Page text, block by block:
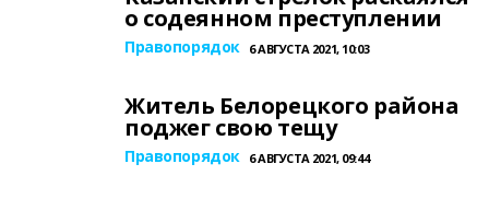
о содеянном преступлении
Правопорядок 6 АВГУСТА 2021, 10:03
Житель Белорецкого района
поджег свою тещу
Правопорядок 6 АВГУСТА 2021, 09:44